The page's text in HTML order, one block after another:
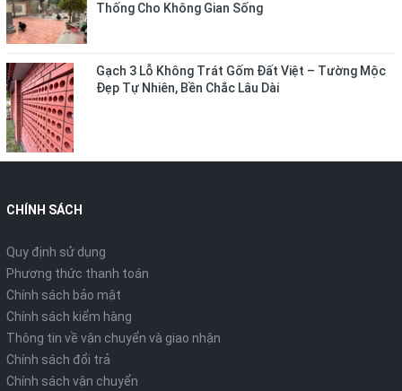
Thống Cho Không Gian Sống
Gạch 3 Lỗ Không Trát Gốm Đất Việt – Tường Mộc
Đẹp Tự Nhiên, Bền Chắc Lâu Dài
CHÍNH SÁCH
Quy định sử dụng
Phương thức thanh toán
Chính sách bảo mật
Chính sách kiểm hàng
Thông tin về vận chuyển và giao nhận
Chính sách đổi trả
Chính sách vận chuyển